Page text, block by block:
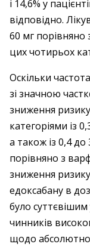
і 14,6% у
відповідно.
60 мг
цих чотирьох
Оскільки
зі значною
зниження
категоріями із
а також із 0,4 до
порівняно з
зниження
едоксабану в
було суттє­вішим
чинників
щодо